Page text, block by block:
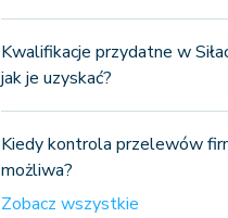
Kwalifikacje przydatne w
jak je uzyskać?
Kiedy kontrola przelewów
możliwa?
Zobacz wszystkie